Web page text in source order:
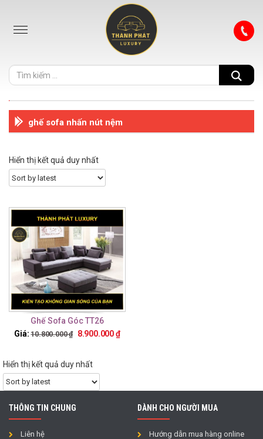
ghế sofa nhấn nút nệm
Hiển thị kết quả duy nhất
Ghế Sofa Góc TT26
Giá: 10.800.000₫ 8.900.000₫
Hiển thị kết quả duy nhất
THÔNG TIN CHUNG
Liên hệ
DÀNH CHO NGƯỜI MUA
Hướng dẫn mua hàng online